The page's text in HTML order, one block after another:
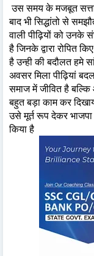
उस समय के मजबूत
बाद भी सिद्धांतो से
वाली पीढ़ियों को उनके
है जिनके द्वारा रोपित
है उन्ही की बदौलत हमे
अवसर मिला पीढ़ियां
समाज में जीवित है
बहुत बड़ा काम कर
उसे मूर्त रूप देकर
किया है